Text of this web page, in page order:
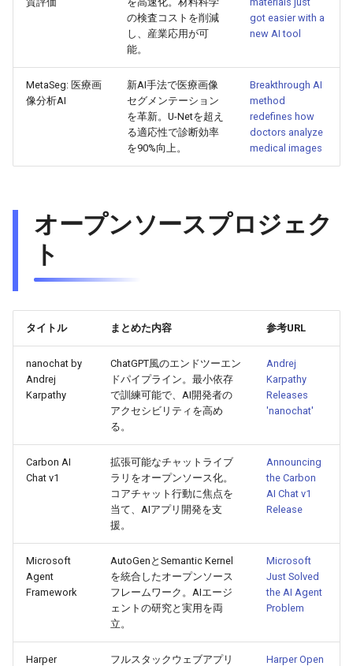
2026-05-24
2026-05-22
2026-05-21
2026-05-19
2026-05-16
2026-05-15
2026-05-13
2026-05-12
2026-05-10
2026-05-09
2026-05-08
2025-11-08
2025-11-06
2025-11-05
2025-11-03
2025-10-31
2025-10-30
2025-10-28
2025-10-27
2025-10-25
2025-10-24
2025-10-23
2026-05-19
2026-05-18
2026-05-16
2026-05-15
2026-05-13
2026-05-10
2026-05-08
2026-05-21
2026-05-19
2026-05-18
2026-05-16
2026-05-13
2026-05-12
2026-05-10
2026-05-09
2026-05-07
2026-05-06
2026-05-05
2025-11-08
2025-11-06
2025-11-05
2025-11-03
2025-10-31
2025-10-30
2025-10-28
2025-10-27
2025-10-25
2025-10-24
2025-10-23
2026-05-20
2026-05-18
2026-05-17
2026-05-15
2026-05-12
2026-05-11
2026-05-09
2026-05-08
2026-05-06
2026-05-05
2026-05-04
2025-11-08
2025-11-06
2025-11-05
2025-11-03
2025-10-31
2025-10-30
2025-10-28
2025-10-27
2025-10-25
2025-10-24
2025-10-23
2026-05-24
2026-05-22
2026-05-21
2026-05-18
の検査コストを削減
し、産業応用が可
能。
got easier with a
new AI tool
MetaSeg: 医療画
像分析AI
新AI手法で医療画像
セグメンテーション
を革新。U-Netを超え
る適応性で診断効率
を90%向上。
Breakthrough AI
method
redefines how
doctors analyze
medical images
オープンソースプロジェク
ト
タイトル まとめた内容 参考URL
nanochat by
Andrej
Karpathy
ChatGPT風のエンドツーエン
ドパイプライン。最小依存
で訓練可能で、AI開発者の
アクセシビリティを高め
る。
Andrej
Karpathy
Releases
'nanochat'
Carbon AI
Chat v1
拡張可能なチャットライブ
ラリをオープンソース化。
コアチャット行動に焦点を
当て、AIアプリ開発を支
援。
Announcing
the Carbon
AI Chat v1
Release
Microsoft
Agent
Framework
AutoGenとSemantic Kernel
を統合したオープンソース
フレームワーク。AIエージ
ェントの研究と実用を両
立。
Microsoft
Just Solved
the AI Agent
Problem
Harper
フルスタックウェブアプリ
Harper Open